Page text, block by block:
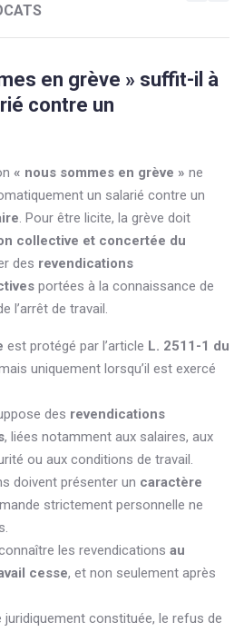
en grève » suffit-il à
contre un
« nous sommes en grève » ne
un salarié contre un
. Pour être licite, la grève doit
collective et concertée du
des revendications
portées à la connaissance de
l’arrêt de travail.
est protégé par l’article L. 2511-1 du
uniquement lorsqu’il est exercé
des revendications
, liées notamment aux salaires, aux
ou aux conditions de travail.
doivent présenter un caractère
strictement personnelle ne
les revendications au
cesse, et non seulement après
juridiquement constituée, le refus de